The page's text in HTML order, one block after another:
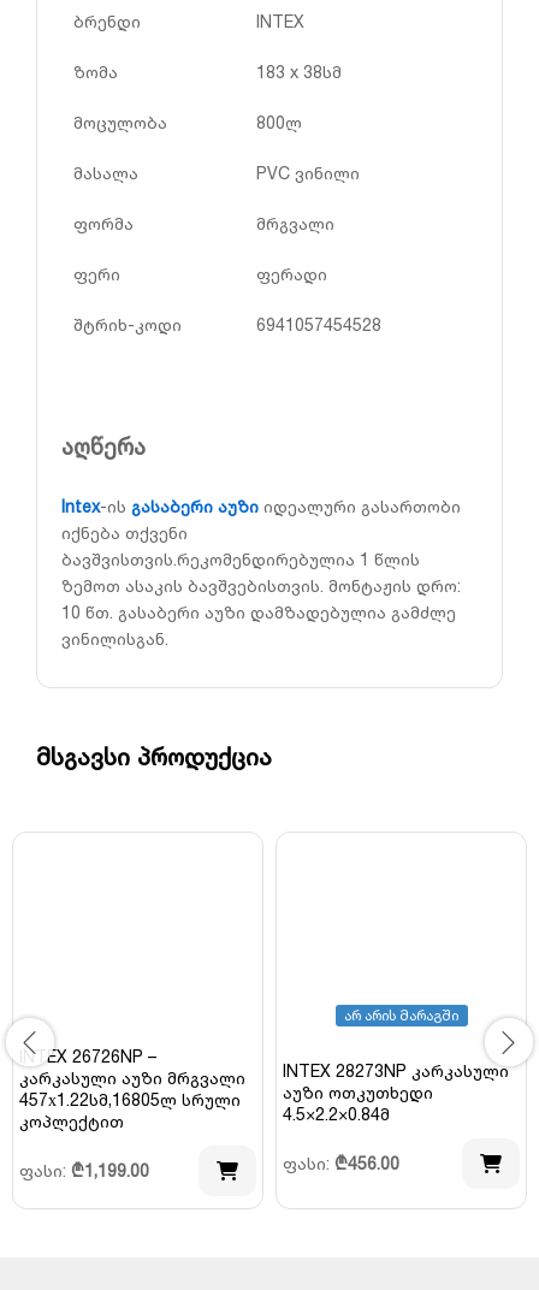
ბრენდი INTEX
ზომა 183 x 38სმ
მოცულობა 800ლ
მასალა PVC ვინილი
ფორმა მრგვალი
ფერი ფერადი
შტრიხ-კოდი 6941057454528
აღწერა
Intex-ის გასაბერი აუზი იდეალური გასართობი
იქნება თქვენი
ბავშვისთვის.რეკომენდირებულია 1 წლის
ზემოთ ასაკის ბავშვებისთვის. მონტაჟის დრო:
10 წთ. გასაბერი აუზი დამზადებულია გამძლე
ვინილისგან.
მსგავსი პროდუქცია
INTEX 26726NP –
კარკასული აუზი მრგვალი
457х1.22სმ,16805ლ სრული
კოპლექტით
ფასი: ₾1,199.00
არ არის მარაგში
INTEX 28273NP კარკასული
აუზი ოთკუთხედი
4.5×2.2×0.84მ
ფასი: ₾456.00